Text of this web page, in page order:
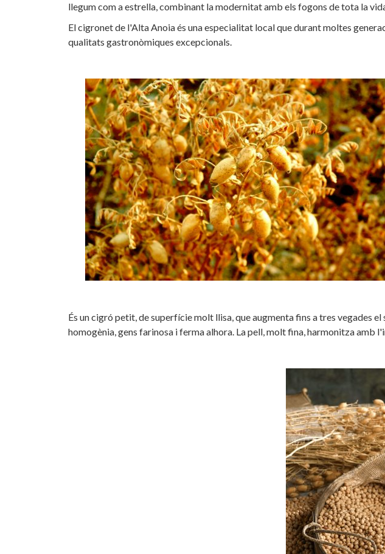
llegum com a estrella, combinant la modernitat amb els fogons de tota la
El cigronet de l'Alta Anoia és una especialitat local que durant moltes
qualitats gastronòmiques excepcionals.
És un cigró petit, de superfície molt llisa, que augmenta fins a tres vegades
homogènia, gens farinosa i ferma alhora. La pell, molt fina, harmonitza amb